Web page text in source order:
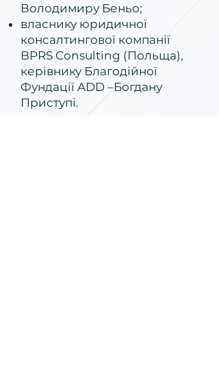
Володимиру Беньо;
власнику юридичної
консалтингової компанії
BPRS Consulting (Польща),
керівнику Благодійної
Фундації ADD –Богдану
Приступі.